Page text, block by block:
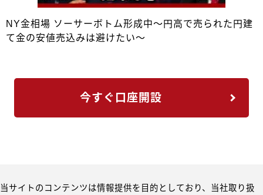
NY金相場 ソーサーボトム形成中～円高で売られた円建
て金の安値売込みは避けたい～
今すぐ口座開設
当サイトのコンテンツは情報提供を目的としており、当社取り扱